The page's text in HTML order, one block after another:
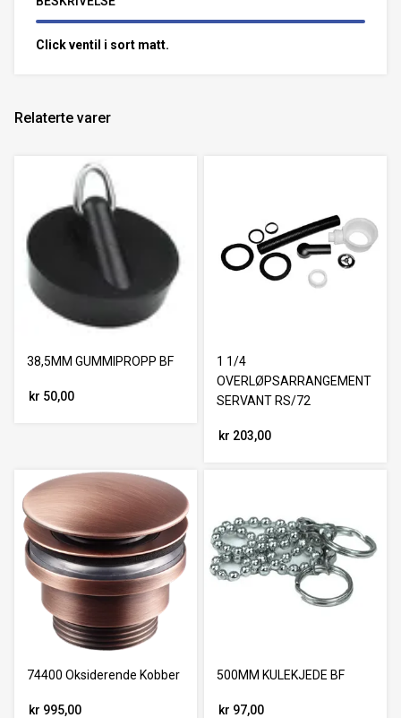
Click ventil i sort matt.
Relaterte varer
38,5MM GUMMIPROPP BF
kr 50,00
1 1/4
OVERLØPSARRANGEMENT
SERVANT RS/72
kr 203,00
74400 Oksiderende Kobber
kr 995,00
500MM KULEKJEDE BF
kr 97,00